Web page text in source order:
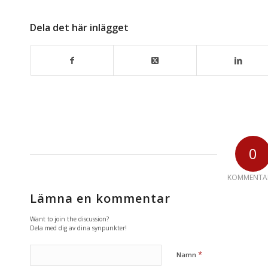
Dela det här inlägget
0
Lämna en kommentar
Want to join the discussion?
Dela med dig av dina synpunkter!
Namn *